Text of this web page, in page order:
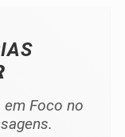
Foco no